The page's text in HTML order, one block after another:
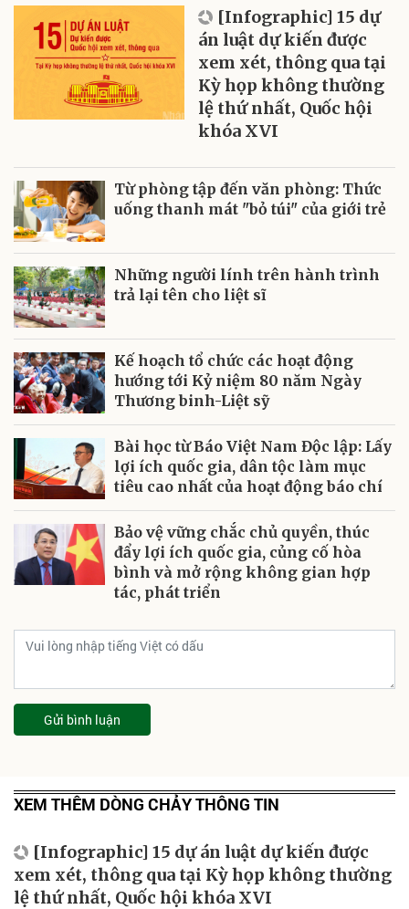
[Infographic] 15 dự
án luật dự kiến được
xem xét, thông qua tại
Kỳ họp không thường
lệ thứ nhất, Quốc hội
khóa XVI
Từ phòng tập đến văn phòng: Thức
uống thanh mát "bỏ túi" của giới trẻ
Những người lính trên hành trình
trả lại tên cho liệt sĩ
Kế hoạch tổ chức các hoạt động
hướng tới Kỷ niệm 80 năm Ngày
Thương binh-Liệt sỹ
Bài học từ Báo Việt Nam Độc lập: Lấy
lợi ích quốc gia, dân tộc làm mục
tiêu cao nhất của hoạt động báo chí
Bảo vệ vững chắc chủ quyền, thúc
đẩy lợi ích quốc gia, củng cố hòa
bình và mở rộng không gian hợp
tác, phát triển
Gửi bình luận
XEM THÊM DÒNG CHẢY THÔNG TIN
[Infographic] 15 dự án luật dự kiến được
xem xét, thông qua tại Kỳ họp không thường
lệ thứ nhất, Quốc hội khóa XVI